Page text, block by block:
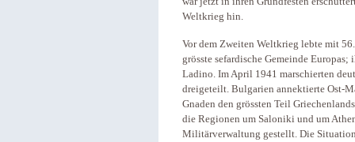
Weltkrieg hin.
Vor dem Zweiten Weltkrieg lebte mit
grösste sefardische Gemeinde Europas;
Ladino. Im April 1941 marschierten
dreigeteilt. Bulgarien annektierte Ost-
Gnaden den grössten Teil
die Regionen um Saloniki und um
Militärverwaltung gestellt. Die